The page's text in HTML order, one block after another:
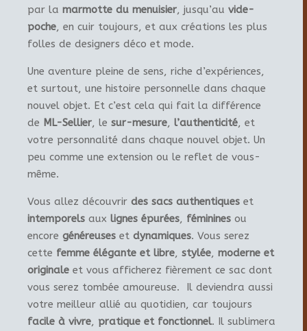
par la marmotte du menuisier, jusqu’au vide-
poche, en cuir toujours, et aux créations les plus
folles de designers déco et mode.
Une aventure pleine de sens, riche d’expériences,
et surtout, une histoire personnelle dans chaque
nouvel objet. Et c’est cela qui fait la différence
de ML-Sellier, le sur-mesure, l’authenticité, et
votre personnalité dans chaque nouvel objet. Un
peu comme une extension ou le reflet de vous-
même.
Vous allez découvrir des sacs authentiques et
intemporels aux lignes épurées, féminines ou
encore généreuses et dynamiques. Vous serez
cette femme élégante et libre, stylée, moderne et
originale et vous afficherez fièrement ce sac dont
vous serez tombée amoureuse. Il deviendra aussi
votre meilleur allié au quotidien, car toujours
facile à vivre, pratique et fonctionnel. Il sublimera